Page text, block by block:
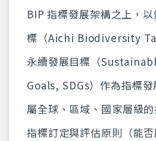
BIP 指標發展架構之上，
標（Aichi Biodiversity
永續發展目標（
Goals, SDGs）作為指標
屬全球、區域、國家層級
指標訂定與評估原則（能